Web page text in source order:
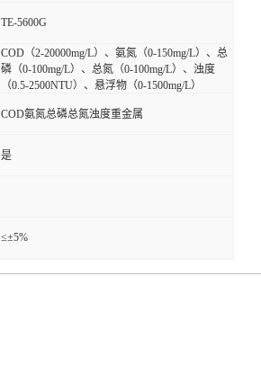
TE-5600G
COD（2-20000mg/L）、氨氮（0-150mg/L）、总
磷（0-100mg/L）、总氮（0-100mg/L）、浊度
（0.5-2500NTU）、悬浮物（0-1500mg/L）
COD氨氮总磷总氮浊度重金属
是
≤±5%